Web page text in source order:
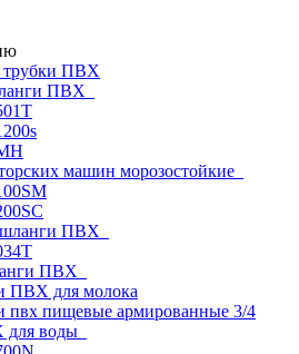
трубки ПВХ
ПВХ
машин морозостойкие
ПВХ
ПВХ
ПВХ для молока
пвх пищевые армированные 3/4
воды